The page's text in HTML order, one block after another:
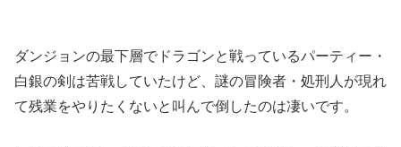
ダンジョンの最下層でドラゴンと戦っているパーティー・
白銀の剣は苦戦していたけど、謎の冒険者・処刑人が現れ
て残業をやりたくないと叫んで倒したのは凄いです。